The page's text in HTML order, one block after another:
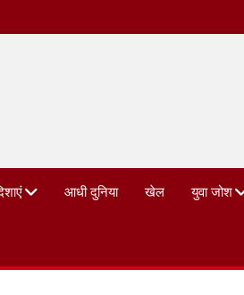
आधी दुनिया खेल युवा जोश